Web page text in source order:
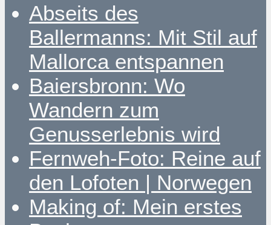
Abseits des
Ballermanns: Mit Stil auf
Mallorca entspannen
Baiersbronn: Wo
Wandern zum
Genusserlebnis wird
Fernweh-Foto: Reine auf
den Lofoten | Norwegen
Making of: Mein erstes